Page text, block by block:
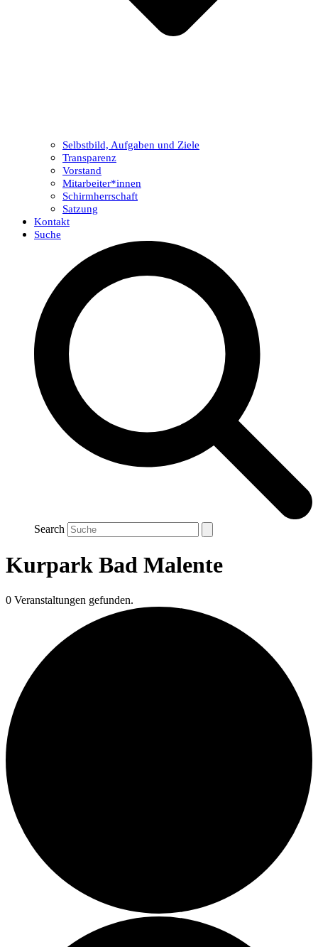
Selbstbild, Aufgaben und Ziele
Transparenz
Vorstand
Mitarbeiter*innen
Schirmherrschaft
Satzung
Kontakt
Suche
Search
Kurpark Bad Malente
0 Veranstaltungen gefunden.